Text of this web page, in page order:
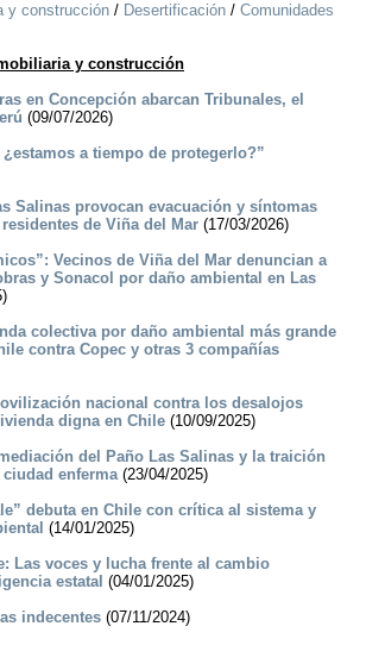
y construcción / Desertificación / Comunidades
y construcción
en Concepción abarcan Tribunales, el
(09/07/2026)
a tiempo de protegerlo?”
Salinas provocan evacuación y síntomas
de Viña del Mar (17/03/2026)
Vecinos de Viña del Mar denuncian a
y Sonacol por daño ambiental en Las
colectiva por daño ambiental más grande
contra Copec y otras 3 compañías
nacional contra los desalojos
digna en Chile (10/09/2025)
del Paño Las Salinas y la traición
enferma(23/04/2025)
debuta en Chile con crítica al sistema y
(14/01/2025)
Las voces y lucha frente al cambio
estatal (04/01/2025)
indecentes (07/11/2024)